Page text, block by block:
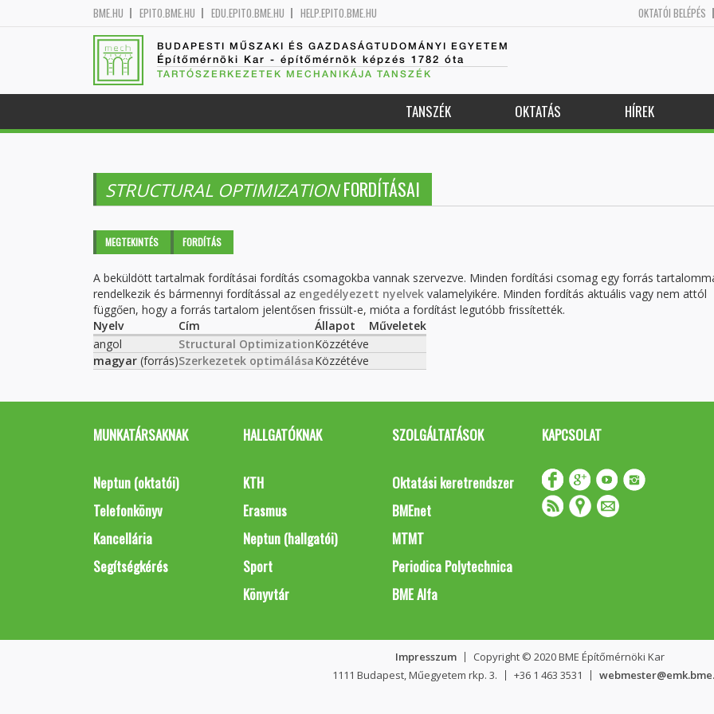
BME.HU EPITO.BME.HU EDU.EPITO.BME.HU HELP.EPITO.BME.HU OKTATÓI BELÉPÉS
BUDAPESTI MŰSZAKI ÉS GAZDASÁGTUDOMÁNYI EGYETEM
Építőmérnöki Kar - építőmérnök képzés 1782 óta
TARTÓSZERKEZETEK MECHANIKÁJA TANSZÉK
TANSZÉK OKTATÁS HÍREK
STRUCTURAL OPTIMIZATIONFORDÍTÁSAI
Elsődleges fülek
MEGTEKINTÉS FORDÍTÁS
A beküldött tartalmak fordításai fordítás csomagokba vannak szervezve. Minden fordítási csomag egy forrás
rendelkezik és bármennyi fordítással az engedélyezett nyelvek valamelyikére. Minden fordítás aktuális vagy nem attól
függően, hogy a forrás tartalom jelentősen frissült-e, mióta a fordítást legutóbb frissítették.
Nyelv
Cím Állapot
Műveletek
angol
Structural OptimizationKözzétéve
magyar (forrás)Szerkezetek optimálásaKözzétéve
MUNKATÁRSAKNAK
Neptun (oktatói)
Telefonkönyv
Kancellária
Segítségkérés
HALLGATÓKNAK
KTH
Erasmus
Neptun (hallgatói)
Sport
Könyvtár
SZOLGÁLTATÁSOK
Oktatási keretrendszer
BMEnet
MTMT
Periodica Polytechnica
BME Alfa
KAPCSOLAT
Impresszum
Copyright © 2020 BME Építőmérnöki Kar
1111 Budapest, Műegyetem rkp. 3.
+36 1 463 3531